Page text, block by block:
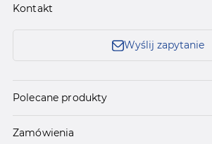
Kontakt
Wyślij zapytanie
Polecane produkty
Zamówienia